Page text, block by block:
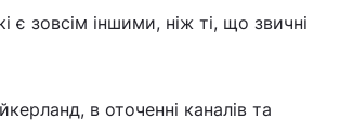
є зовсім іншими, ніж ті, що звичні
в оточенні каналів та